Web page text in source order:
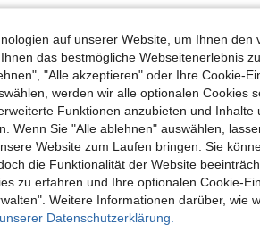
feels comfortable. Fast
Hilfreich (0)
auf unserer Website, um Ihnen den
das bestmögliche Webseitenerlebnis
"Alle akzeptieren" oder Ihre Cookie-
werden wir alle optionalen Cookies
Funktionen anzubieten und Inhalte
Wenn Sie "Alle ablehnen" auswählen,
Website zum Laufen bringen. Sie
die Funktionalität der Website
zu erfahren und Ihre optionalen Cookie-
Weitere Informationen darüber, wie
Datenschutzerklärung.